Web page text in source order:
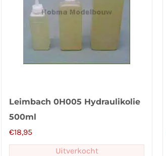
Leimbach 0H005 Hydraulikolie
500ml
€18,95
Uitverkocht